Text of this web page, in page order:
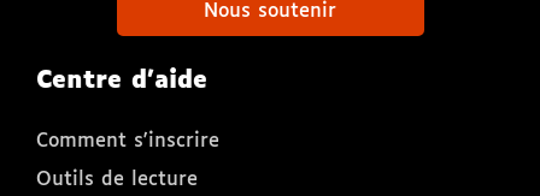
Nous soutenir
Centre d'aide
Comment s'inscrire
Outils de lecture